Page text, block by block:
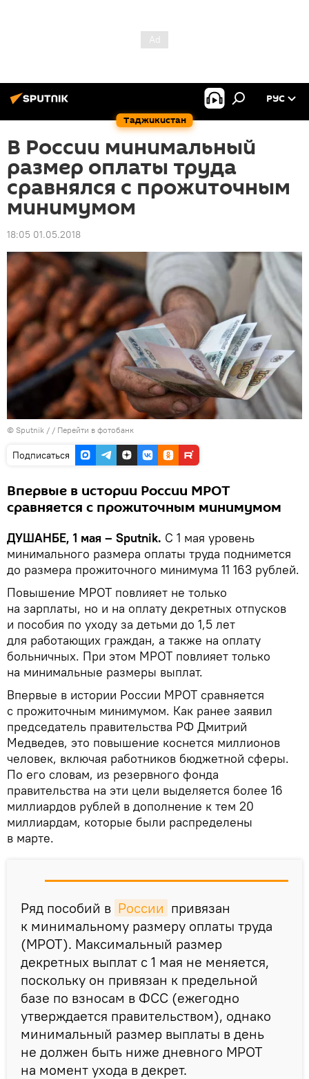
Таджикистан
РУС
В России минимальный
размер оплаты труда
сравнялся с прожиточным
минимумом
18:05 01.05.2018
© Sputnik / / Перейти в фотобанк
Подписаться
Впервые в истории России МРОТ
сравняется с прожиточным минимумом
ДУШАНБЕ, 1 мая – Sputnik. С 1 мая уровень
минимального размера оплаты труда поднимется
до размера прожиточного минимума 11 163 рублей.
Повышение МРОТ повлияет не только
на зарплаты, но и на оплату декретных отпусков
и пособия по уходу за детьми до 1,5 лет
для работающих граждан, а также на оплату
больничных. При этом МРОТ повлияет только
на минимальные размеры выплат.
Впервые в истории России МРОТ сравняется
с прожиточным минимумом. Как ранее заявил
председатель правительства РФ Дмитрий
Медведев, это повышение коснется миллионов
человек, включая работников бюджетной сферы.
По его словам, из резервного фонда
правительства на эти цели выделяется более 16
миллиардов рублей в дополнение к тем 20
миллиардам, которые были распределены
в марте.
Ряд пособий в России привязан
к минимальному размеру оплаты труда
(МРОТ). Максимальный размер
декретных выплат с 1 мая не меняется,
поскольку он привязан к предельной
базе по взносам в ФСС (ежегодно
утверждается правительством), однако
минимальный размер выплаты в день
не должен быть ниже дневного МРОТ
на момент ухода в декрет.